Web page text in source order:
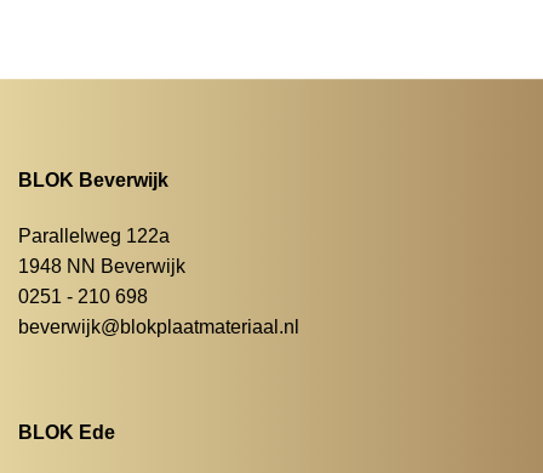
BLOK Beverwijk
Parallelweg 122a
1948 NN Beverwijk
0251 - 210 698
beverwijk@blokplaatmateriaal.nl
BLOK Ede